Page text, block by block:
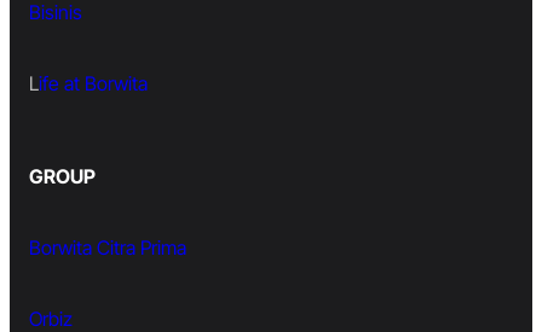
Bisinis
Life at Borwita
GROUP
Borwita Citra Prima
Orbiz